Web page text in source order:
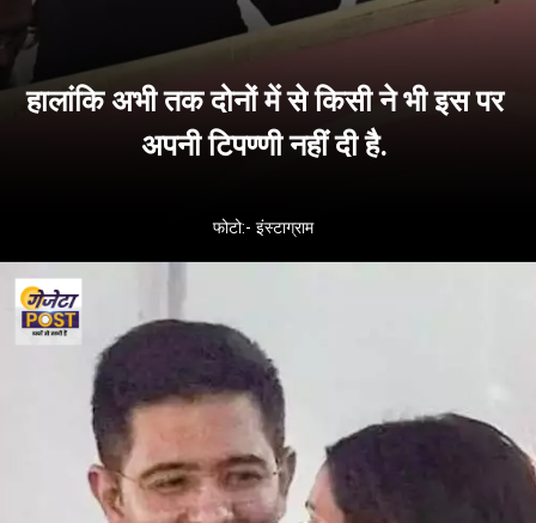
हालांकि अभी तक दोनों में से किसी ने भी इस पर
अपनी टिपण्णी नहीं दी है.
फोटो:- इंस्टाग्राम